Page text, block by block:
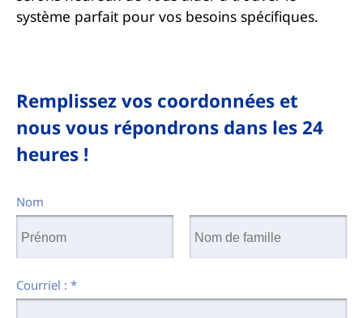
système parfait pour vos besoins spécifiques.
Remplissez vos coordonnées et
nous vous répondrons dans les 24
heures !
Nom
Courriel : *